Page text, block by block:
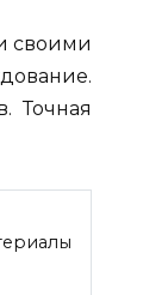
своими
Точная